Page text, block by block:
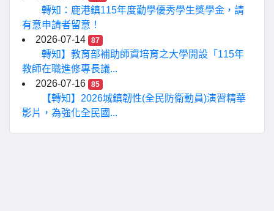
轉知：鹿港鎮115年度勤學優秀學生獎學金，請
有意申請者留意！
2026-07-14
87
轉知】教育部補助師資培育之大學開設「115年
教師在職進修專長議...
2026-07-16
85
【轉知】2026城鎮韌性(全民防衛動員)演習精華
影片，為強化全民國...